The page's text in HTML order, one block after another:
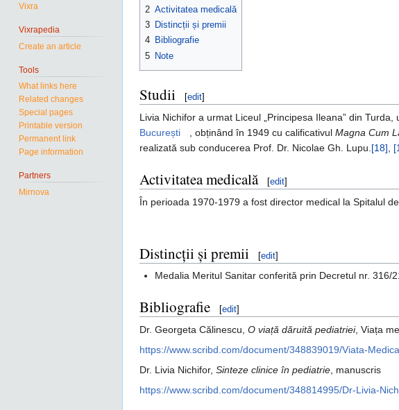
2 Activitatea medicală
3 Distincții și premii
4 Bibliografie
5 Note
Studii [edit]
Livia Nichifor a urmat Liceul „Principesa Ileana” din
București
, obținând în 1949 cu calificativul Magna Cum
realizată sub conducerea Prof. Dr. Nicolae Gh. Lupu.[18],
Activitatea medicală [edit]
În perioada 1970-1979 a fost director medical la Spitalul de
Distincții și premii [edit]
Medalia Meritul Sanitar conferită prin Decretul nr. 316/
Bibliografie [edit]
Dr. Georgeta Călinescu, O viață dăruită pediatriei, Viața
https://www.scribd.com/document/348839019/Viata-
Dr. Livia Nichifor, Sinteze clinice în pediatrie , manuscris
https://www.scribd.com/document/348814995/Dr-Livia-
Vixra
Vixrapedia
Create an article
Tools
What links here
Related changes
Special pages
Printable version
Permanent link
Page information
Partners
Mirnova